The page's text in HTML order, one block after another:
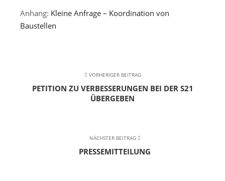
Anhang: Kleine Anfrage – Koordination von
Baustellen
VORHERIGER BEITRAG
PETITION ZU VERBESSERUNGEN BEI DER S21
ÜBERGEBEN
NÄCHSTER BEITRAG
PRESSEMITTEILUNG